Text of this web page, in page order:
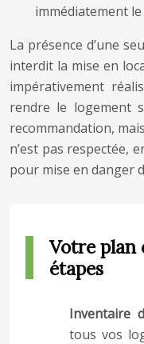
immédiatement
La présence d’une
interdit la mise en
impérativement
rendre le logement
recommandation,
n’est pas respectée,
pour mise en danger
Votre plan
étapes
Inventaire
tous vos